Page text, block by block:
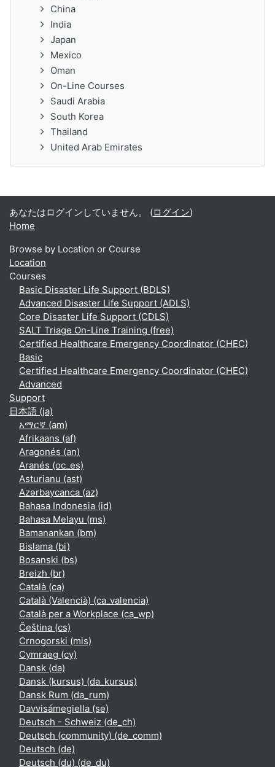
China
India
Japan
Mexico
Oman
On-Line Courses
Saudi Arabia
South Korea
Thailand
United Arab Emirates
あなたはログインしていません。 (ログイン)
Home
Browse by Location or Course
Location
Courses
Basic Disaster Life Support (BDLS)
Advanced Disaster Life Support (ADLS)
Core Disaster Life Support (CDLS)
SALT Triage On-Line Training (free)
Certified Healthcare Emergency Coordinator (CHEC)
Basic
Certified Healthcare Emergency Coordinator (CHEC)
Advanced
Support
日本語 ‎(ja)‎
አማርኛ ‎(am)‎
Afrikaans ‎(af)‎
Aragonés ‎(an)‎
Aranés ‎(oc_es)‎
Asturianu ‎(ast)‎
Azərbaycanca ‎(az)‎
Bahasa Indonesia ‎(id)‎
Bahasa Melayu ‎(ms)‎
Bamanankan ‎(bm)‎
Bislama ‎(bi)‎
Bosanski ‎(bs)‎
Breizh ‎(br)‎
Català ‎(ca)‎
Català (Valencià) ‎(ca_valencia)‎
Català per a Workplace ‎(ca_wp)‎
Čeština ‎(cs)‎
Crnogorski ‎(mis)‎
Cymraeg ‎(cy)‎
Dansk ‎(da)‎
Dansk (kursus) ‎(da_kursus)‎
Dansk Rum ‎(da_rum)‎
Davvisámegiella ‎(se)‎
Deutsch - Schweiz ‎(de_ch)‎
Deutsch (community) ‎(de_comm)‎
Deutsch ‎(de)‎
Deutsch (du) ‎(de_du)‎